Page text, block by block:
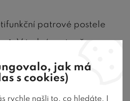
patrové postele
. V jedné sestavě
spaní, tak i dvě prostorné
jak má
s cookies)
rychle našli to, co hledáte. I